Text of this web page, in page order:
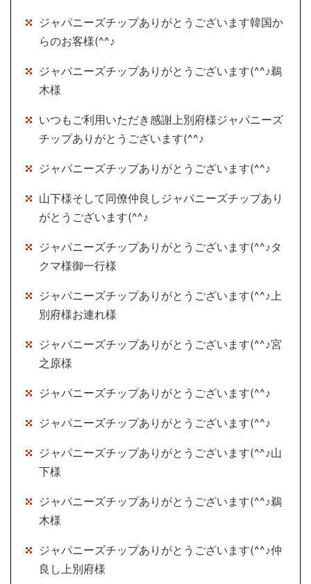
ジャパニーズチップありがとうございます韓国か
らのお客様(^^♪
ジャパニーズチップありがとうございます(^^♪鵜
木様
いつもご利用いただき感謝上別府様ジャパニーズ
チップありがとうございます(^^♪
ジャパニーズチップありがとうございます(^^♪
山下様そして同僚仲良しジャパニーズチップあり
がとうございます(^^♪
ジャパニーズチップありがとうございます(^^♪タ
クマ様御一行様
ジャパニーズチップありがとうございます(^^♪上
別府様お連れ様
ジャパニーズチップありがとうございます(^^♪宮
之原様
ジャパニーズチップありがとうございます(^^♪
ジャパニーズチップありがとうございます(^^♪
ジャパニーズチップありがとうございます(^^♪山
下様
ジャパニーズチップありがとうございます(^^♪鵜
木様
ジャパニーズチップありがとうございます(^^♪仲
良し上別府様